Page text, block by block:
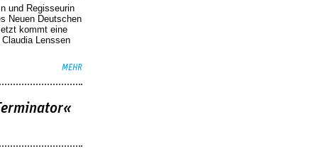
und Regisseurin
Neuen Deutschen
kommt eine
Lenssen
MEHR